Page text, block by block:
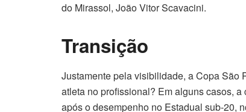
do Mirassol, João Vitor Scavacini.
Transição
Justamente pela visibilidade, a Copa São
atleta no profissional? Em alguns casos,
após o desempenho no Estadual sub-20,